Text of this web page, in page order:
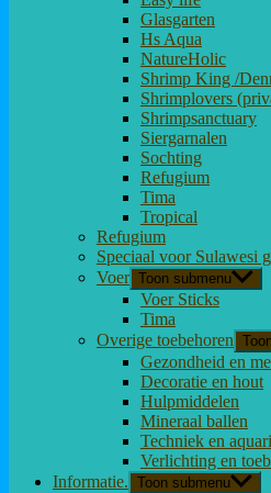
Glasgarten
Hs Aqua
NatureHolic
Shrimp King /
Shrimplovers
Shrimpsanctuary
Siergarnalen
Sochting
Refugium
Tima
Tropical
Refugium
Speciaal voor Sulawesi
Voer Toon submenu
Voer Sticks
Tima
Overige toebehoren
Gezondheid en
Decoratie en hout
Hulpmiddelen
Mineraal ballen
Techniek en
Verlichting en
Informatie. Toon submenu